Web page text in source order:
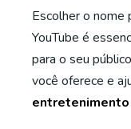
Escolher o nome
YouTube é
para o seu
você oferece e